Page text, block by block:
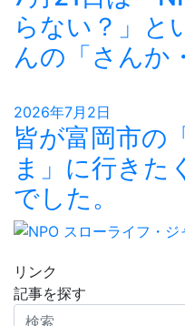
らない？」と
んの「さんか
2026年7月2日
皆が富岡市の
ま」に行きた
でした。
リンク
記事を探す
検